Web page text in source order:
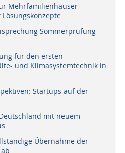
Mehrfamilienhäuser –
Sommerprüfung
für den ersten
und Klimasystemtechnik in
Startups auf der
mit neuem
Übernahme der